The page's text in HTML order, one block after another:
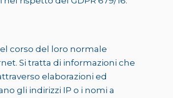
corso del loro normale
Si tratta di informazioni che
elaborazioni ed
gli indirizzi IP o i nomi a